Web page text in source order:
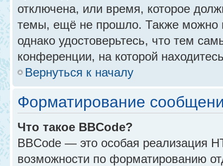
отключена, или время, которое
темы, ещё не прошло. Также можно
однако удостоверьтесь, что тем
конференции, на которой
Вернуться к началу
Форматирование
Что такое BBCode?
BBCode — это особая реализация
возможности по форматированию